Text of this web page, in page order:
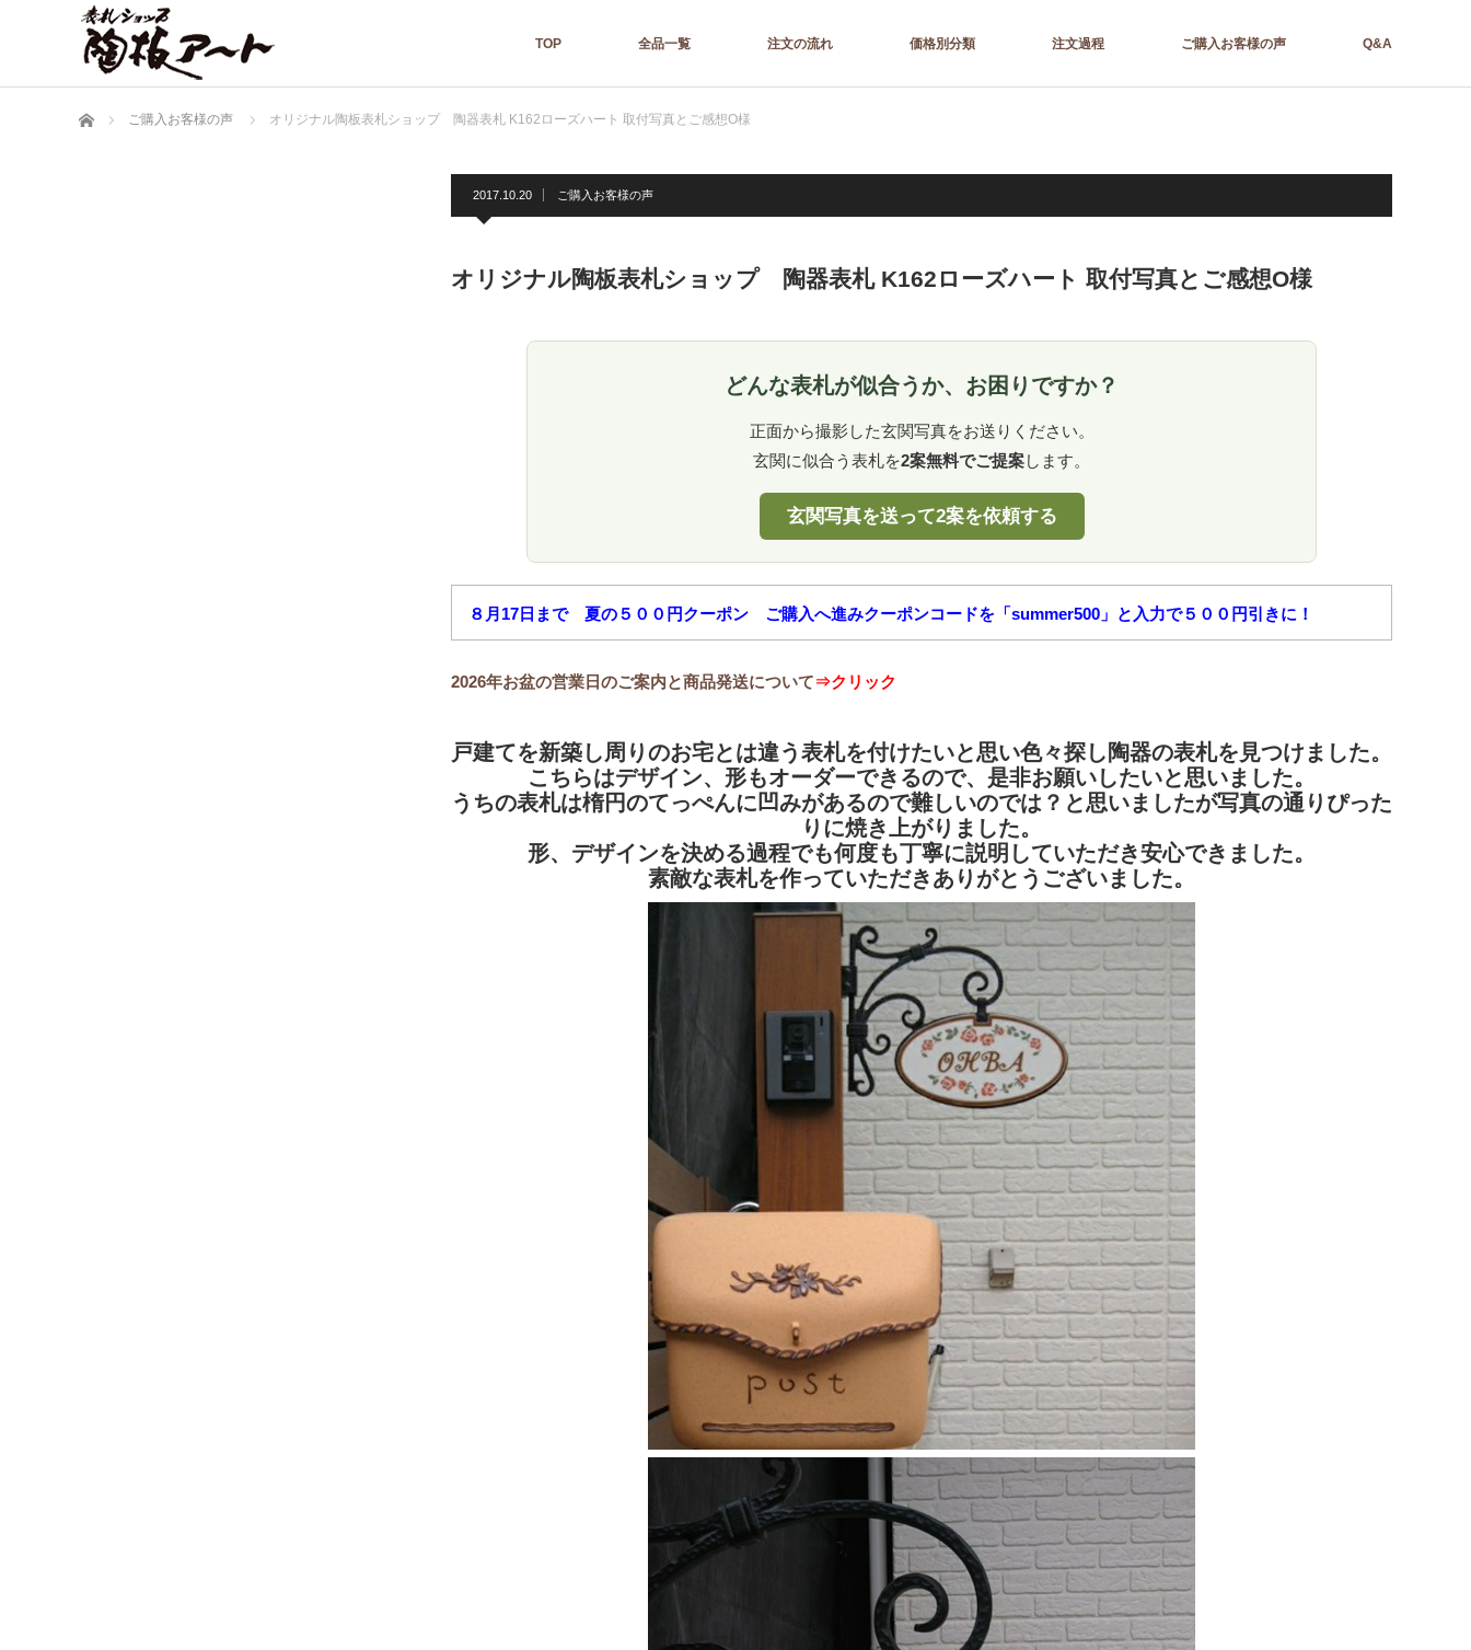
TOP 全品一覧 注文の流れ 価格別分類 注文過程 ご購入お客様の声 Q&A
ホーム ご購入お客様の声 オリジナル陶板表札ショップ 陶器表札 K162ローズハート 取付写真とご感想O様
2017.10.20 ご購入お客様の声
オリジナル陶板表札ショップ 陶器表札 K162ローズハート 取付写真とご感想O様
どんな表札が似合うか、お困りですか？
正面から撮影した玄関写真をお送りください。
玄関に似合う表札を2案無料でご提案します。
玄関写真を送って2案を依頼する
８月17日まで 夏の５００円クーポン ご購入へ進みクーポンコードを「summer500」と入力で５００円引きに！
2026年お盆の営業日のご案内と商品発送について⇒クリック
戸建てを新築し周りのお宅とは違う表札を付けたいと思い色々探し陶器の表札を見つけました。
こちらはデザイン、形もオーダーできるので、是非お願いしたいと思いました。
うちの表札は楕円のてっぺんに凹みがあるので難しいのでは？と思いましたが写真の通りぴった
りに焼き上がりました。
形、デザインを決める過程でも何度も丁寧に説明していただき安心できました。
素敵な表札を作っていただきありがとうございました。